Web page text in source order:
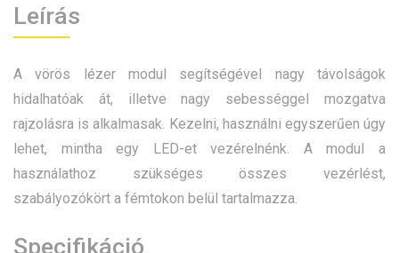
Leírás
A vörös lézer modul segítségével nagy távolságok
hidalhatóak át, illetve nagy sebességgel mozgatva
rajzolásra is alkalmasak. Kezelni, használni egyszerűen úgy
lehet, mintha egy LED-et vezérelnénk. A modul a
használathoz szükséges összes vezérlést,
szabályozókört a fémtokon belül tartalmazza.
Specifikáció